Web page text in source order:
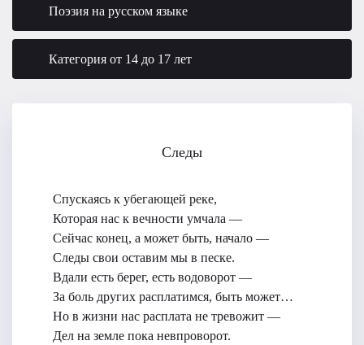
Поэзия на русском языке
Категория от 14 до 17 лет
Следы
Спускаясь к убегающей реке,
Которая нас к вечности умчала —
Сейчас конец, а может быть, начало —
Следы свои оставим мы в песке.
Вдали есть берег, есть водоворот —
За боль других расплатимся, быть может…
Но в жизни нас расплата не тревожит —
Дел на земле пока невпроворот.